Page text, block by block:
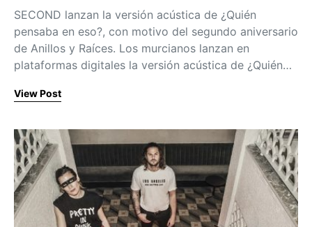
SECOND lanzan la versión acústica de ¿Quién
pensaba en eso?, con motivo del segundo aniversario
de Anillos y Raíces. Los murcianos lanzan en
plataformas digitales la versión acústica de ¿Quién…
View Post